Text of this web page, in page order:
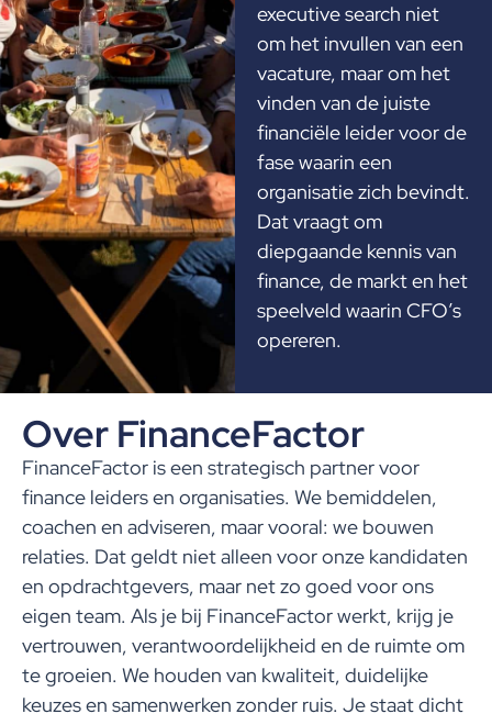
executive search niet
om het invullen van een
vacature, maar om het
vinden van de juiste
financiële leider voor de
fase waarin een
organisatie zich bevindt.
Dat vraagt om
diepgaande kennis van
finance, de markt en het
speelveld waarin CFO’s
opereren.
Over FinanceFactor
FinanceFactor is een strategisch partner voor
finance leiders en organisaties. We bemiddelen,
coachen en adviseren, maar vooral: we bouwen
relaties. Dat geldt niet alleen voor onze kandidaten
en opdrachtgevers, maar net zo goed voor ons
eigen team. Als je bij FinanceFactor werkt, krijg je
vertrouwen, verantwoordelijkheid en de ruimte om
te groeien. We houden van kwaliteit, duidelijke
keuzes en samenwerken zonder ruis. Je staat dicht